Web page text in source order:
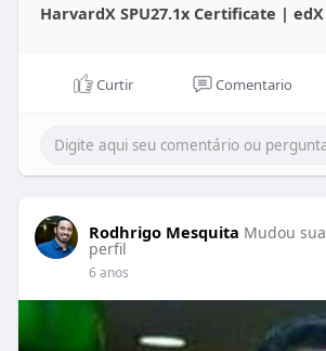
HarvardX SPU27.1x Certificate | edX
Curtir Comentario
Rodhrigo Mesquita Mudou
perfil
6 anos